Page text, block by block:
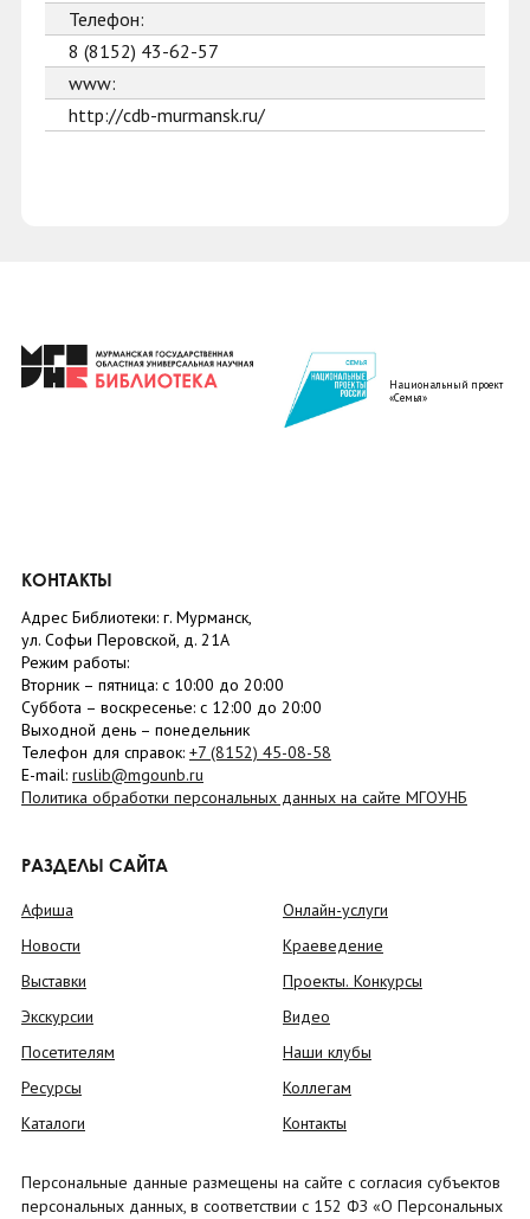
Телефон:
8 (8152) 43-62-57
www:
http://cdb-murmansk.ru/
Национальный проект
«Семья»
КОНТАКТЫ
Адрес Библиотеки: г. Мурманск,
ул. Софьи Перовской, д. 21А
Режим работы:
Вторник – пятница: с 10:00 до 20:00
Суббота – воскресенье: c 12:00 до 20:00
Выходной день – понедельник
Телефон для справок: +7 (8152) 45-08-58
E-mail: ruslib@mgounb.ru
Политика обработки персональных данных на сайте МГОУНБ
РАЗДЕЛЫ САЙТА
Афиша
Новости
Выставки
Экскурсии
Посетителям
Ресурсы
Каталоги
Онлайн-услуги
Краеведение
Проекты. Конкурсы
Видео
Наши клубы
Коллегам
Контакты
Персональные данные размещены на сайте с согласия субъектов
персональных данных, в соответствии с 152 ФЗ «О Персональных